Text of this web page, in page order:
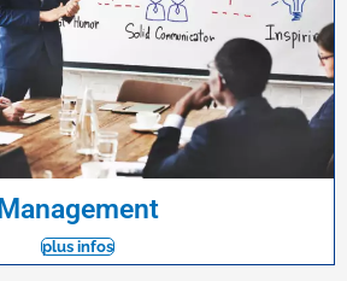
Management
plus infos